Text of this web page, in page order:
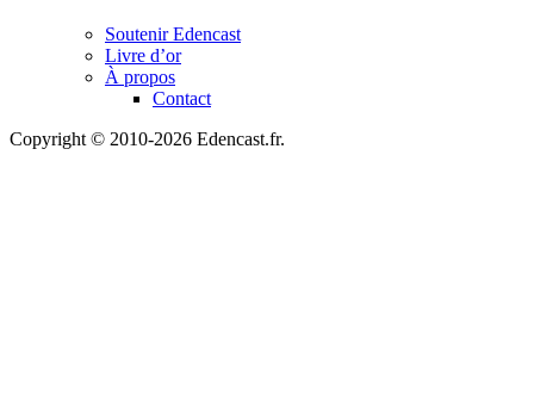
Soutenir Edencast
Livre d’or
À propos
Contact
Copyright © 2010-2026 Edencast.fr.